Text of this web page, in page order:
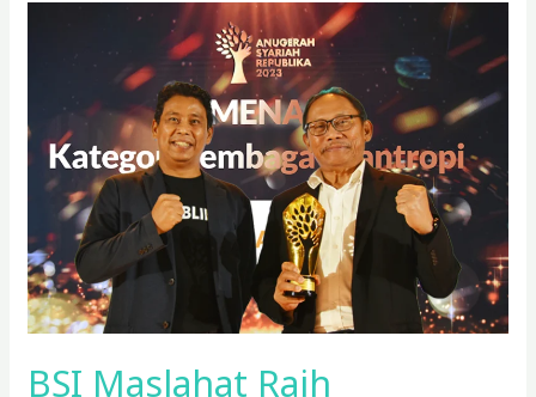
BSI Maslahat Raih
Penghargaan
Lembaga
Filantropi
Penggerak
Ekonomi
Umat
Anugerah
Syariah
2023